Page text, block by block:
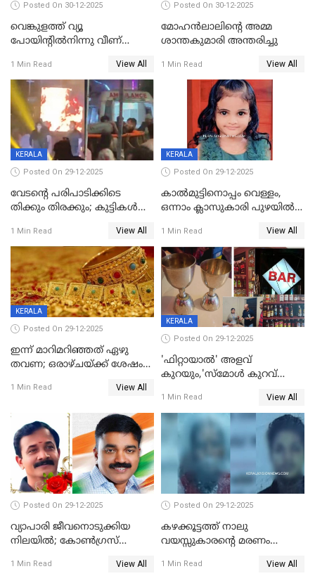
Posted On 30-12-2025
വെങ്കുളത്ത് വ്യൂ
പോയിന്റിൽനിന്നു വീണ്
1 Min Read View All
Posted On 30-12-2025
മോഹന്‍ലാലിന്‍റെ അമ്മ
ശാന്തകുമാരി അന്തരിച്ചു
1 Min Read View All
KERALA
Posted On 29-12-2025
വേടന്റെ പരിപാടിക്കിടെ
തിക്കും തിരക്കും; കുട്ടികള്‍
പരിക്ക്; പാളം മറികടന്ന
യുവാവ് ട്രെയിന്‍ തട്ടി മരിച്ചു
1 Min Read View All
KERALA
Posted On 29-12-2025
കാൽമുട്ടിനൊപ്പം വെള്ളം,
ഒന്നാം ക്ലാസുകാരി പുഴയിൽ
കുട്ടികൾക്കൊപ്പം
കളിക്കുന്നതിനിടെ
1 Min Read View All
KERALA
Posted On 29-12-2025
ഇന്ന് മാറിമറിഞ്ഞത് ഏഴു
തവണ; ഒരാഴ്ചയ്ക്ക് ശേഷം
1 Min Read View All
KERALA
Posted On 29-12-2025
'ഫിറ്റായാൽ' അളവ്
കുറയും,'സ്‌മോൾ കുറവ്
പിഴ
1 Min Read View All
Posted On 29-12-2025
വ്യാപാരി ജീവനൊടുക്കിയ
നിലയില്‍; കോണ്‍ഗ്രസ്
മാനസികപീഡനമെന്ന് കുറിപ്പ്
1 Min Read View All
Posted On 29-12-2025
കഴക്കൂട്ടത്ത് നാലു
വയസ്സുകാരന്റെ മരണം
സുഹൃത്തും പൊലീസ്
1 Min Read View All